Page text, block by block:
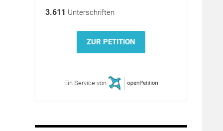
3.611 Unterschriften
ZUR PETITION
Ein Service von